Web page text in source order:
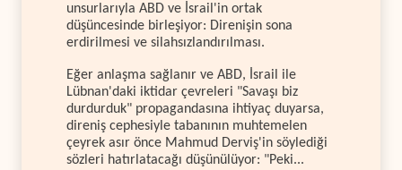
unsurlarıyla ABD ve İsrail'in ortak
düşüncesinde birleşiyor: Direnişin sona
erdirilmesi ve silahsızlandırılması.
Eğer anlaşma sağlanır ve ABD, İsrail ile
Lübnan'daki iktidar çevreleri "Savaşı biz
durdurduk" propagandasına ihtiyaç duyarsa,
direniş cephesiyle tabanının muhtemelen
çeyrek asır önce Mahmud Derviş'in söylediği
sözleri hatırlatacağı düşünülüyor: "Peki...